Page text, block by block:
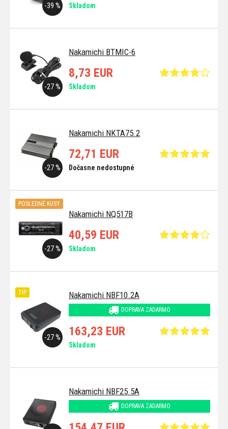
-39 % Skladom
Nakamichi BTMIC-6
-27 %
8,73 EUR
Skladom
Nakamichi NKTA75.2
-27 %
72,71 EUR
Dočasne nedostupné
Nakamichi NQ517B
-27 %
POSLEDNÉ KUSY
40,59 EUR
Skladom
Nakamichi NBF10.2A
DOPRAVA ZADARMO
-27 %
TIP
163,23 EUR
Skladom
Nakamichi NBF25.5A
DOPRAVA ZADARMO